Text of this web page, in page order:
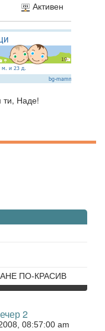
Активен
ти, Наде!
ПО-КРАСИВ
2
08:57:00 am